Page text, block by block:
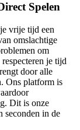
Spelen
vrije tijd een
omslachtige
om
je tijd
door alle
Ons platform is
Dit is onze
seconden in de